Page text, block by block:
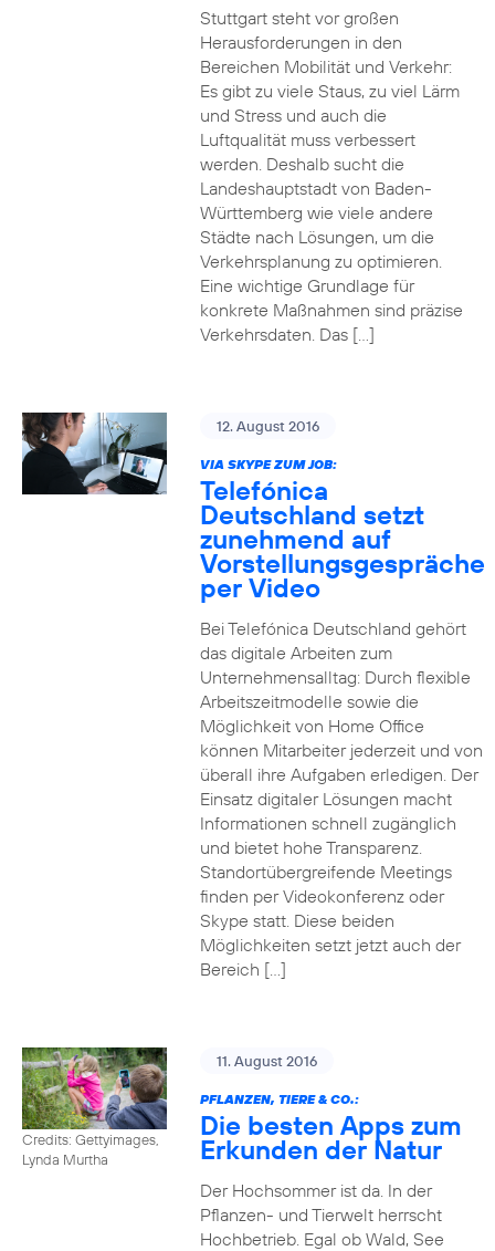
Stuttgart steht vor großen
Herausforderungen in den
Bereichen Mobilität und Verkehr:
Es gibt zu viele Staus, zu viel Lärm
und Stress und auch die
Luftqualität muss verbessert
werden. Deshalb sucht die
Landeshauptstadt von Baden-
Württemberg wie viele andere
Städte nach Lösungen, um die
Verkehrsplanung zu optimieren.
Eine wichtige Grundlage für
konkrete Maßnahmen sind präzise
Verkehrsdaten. Das […]
12. August 2016
VIA SKYPE ZUM JOB:
Telefónica
Deutschland setzt
zunehmend auf
Vorstellungsgespräche
per Video
Bei Telefónica Deutschland gehört
das digitale Arbeiten zum
Unternehmensalltag: Durch flexible
Arbeitszeitmodelle sowie die
Möglichkeit von Home Office
können Mitarbeiter jederzeit und von
überall ihre Aufgaben erledigen. Der
Einsatz digitaler Lösungen macht
Informationen schnell zugänglich
und bietet hohe Transparenz.
Standortübergreifende Meetings
finden per Videokonferenz oder
Skype statt. Diese beiden
Möglichkeiten setzt jetzt auch der
Bereich […]
Credits: Gettyimages,
Lynda Murtha
11. August 2016
PFLANZEN, TIERE & CO.:
Die besten Apps zum
Erkunden der Natur
Der Hochsommer ist da. In der
Pflanzen- und Tierwelt herrscht
Hochbetrieb. Egal ob Wald, See